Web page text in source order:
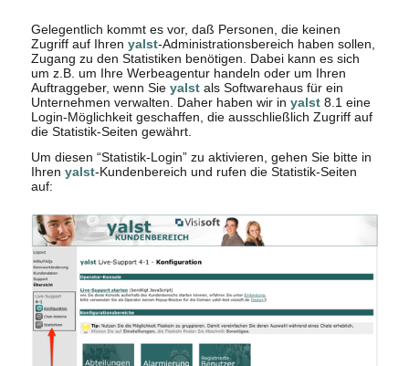
Gelegentlich kommt es vor, daß Personen, die keinen
Zugriff auf Ihren yalst-Administrationsbereich haben sollen,
Zugang zu den Statistiken benötigen. Dabei kann es sich
um z.B. um Ihre Werbeagentur handeln oder um Ihren
Auftraggeber, wenn Sie yalstals Softwarehaus für ein
Unternehmen verwalten. Daher haben wir in yalst8.1 eine
Login-Möglichkeit geschaffen, die ausschließlich Zugriff auf
die Statistik-Seiten gewährt.
Um diesen “Statistik-Login” zu aktivieren, gehen Sie bitte in
Ihren yalst-Kundenbereich und rufen die Statistik-Seiten
auf: